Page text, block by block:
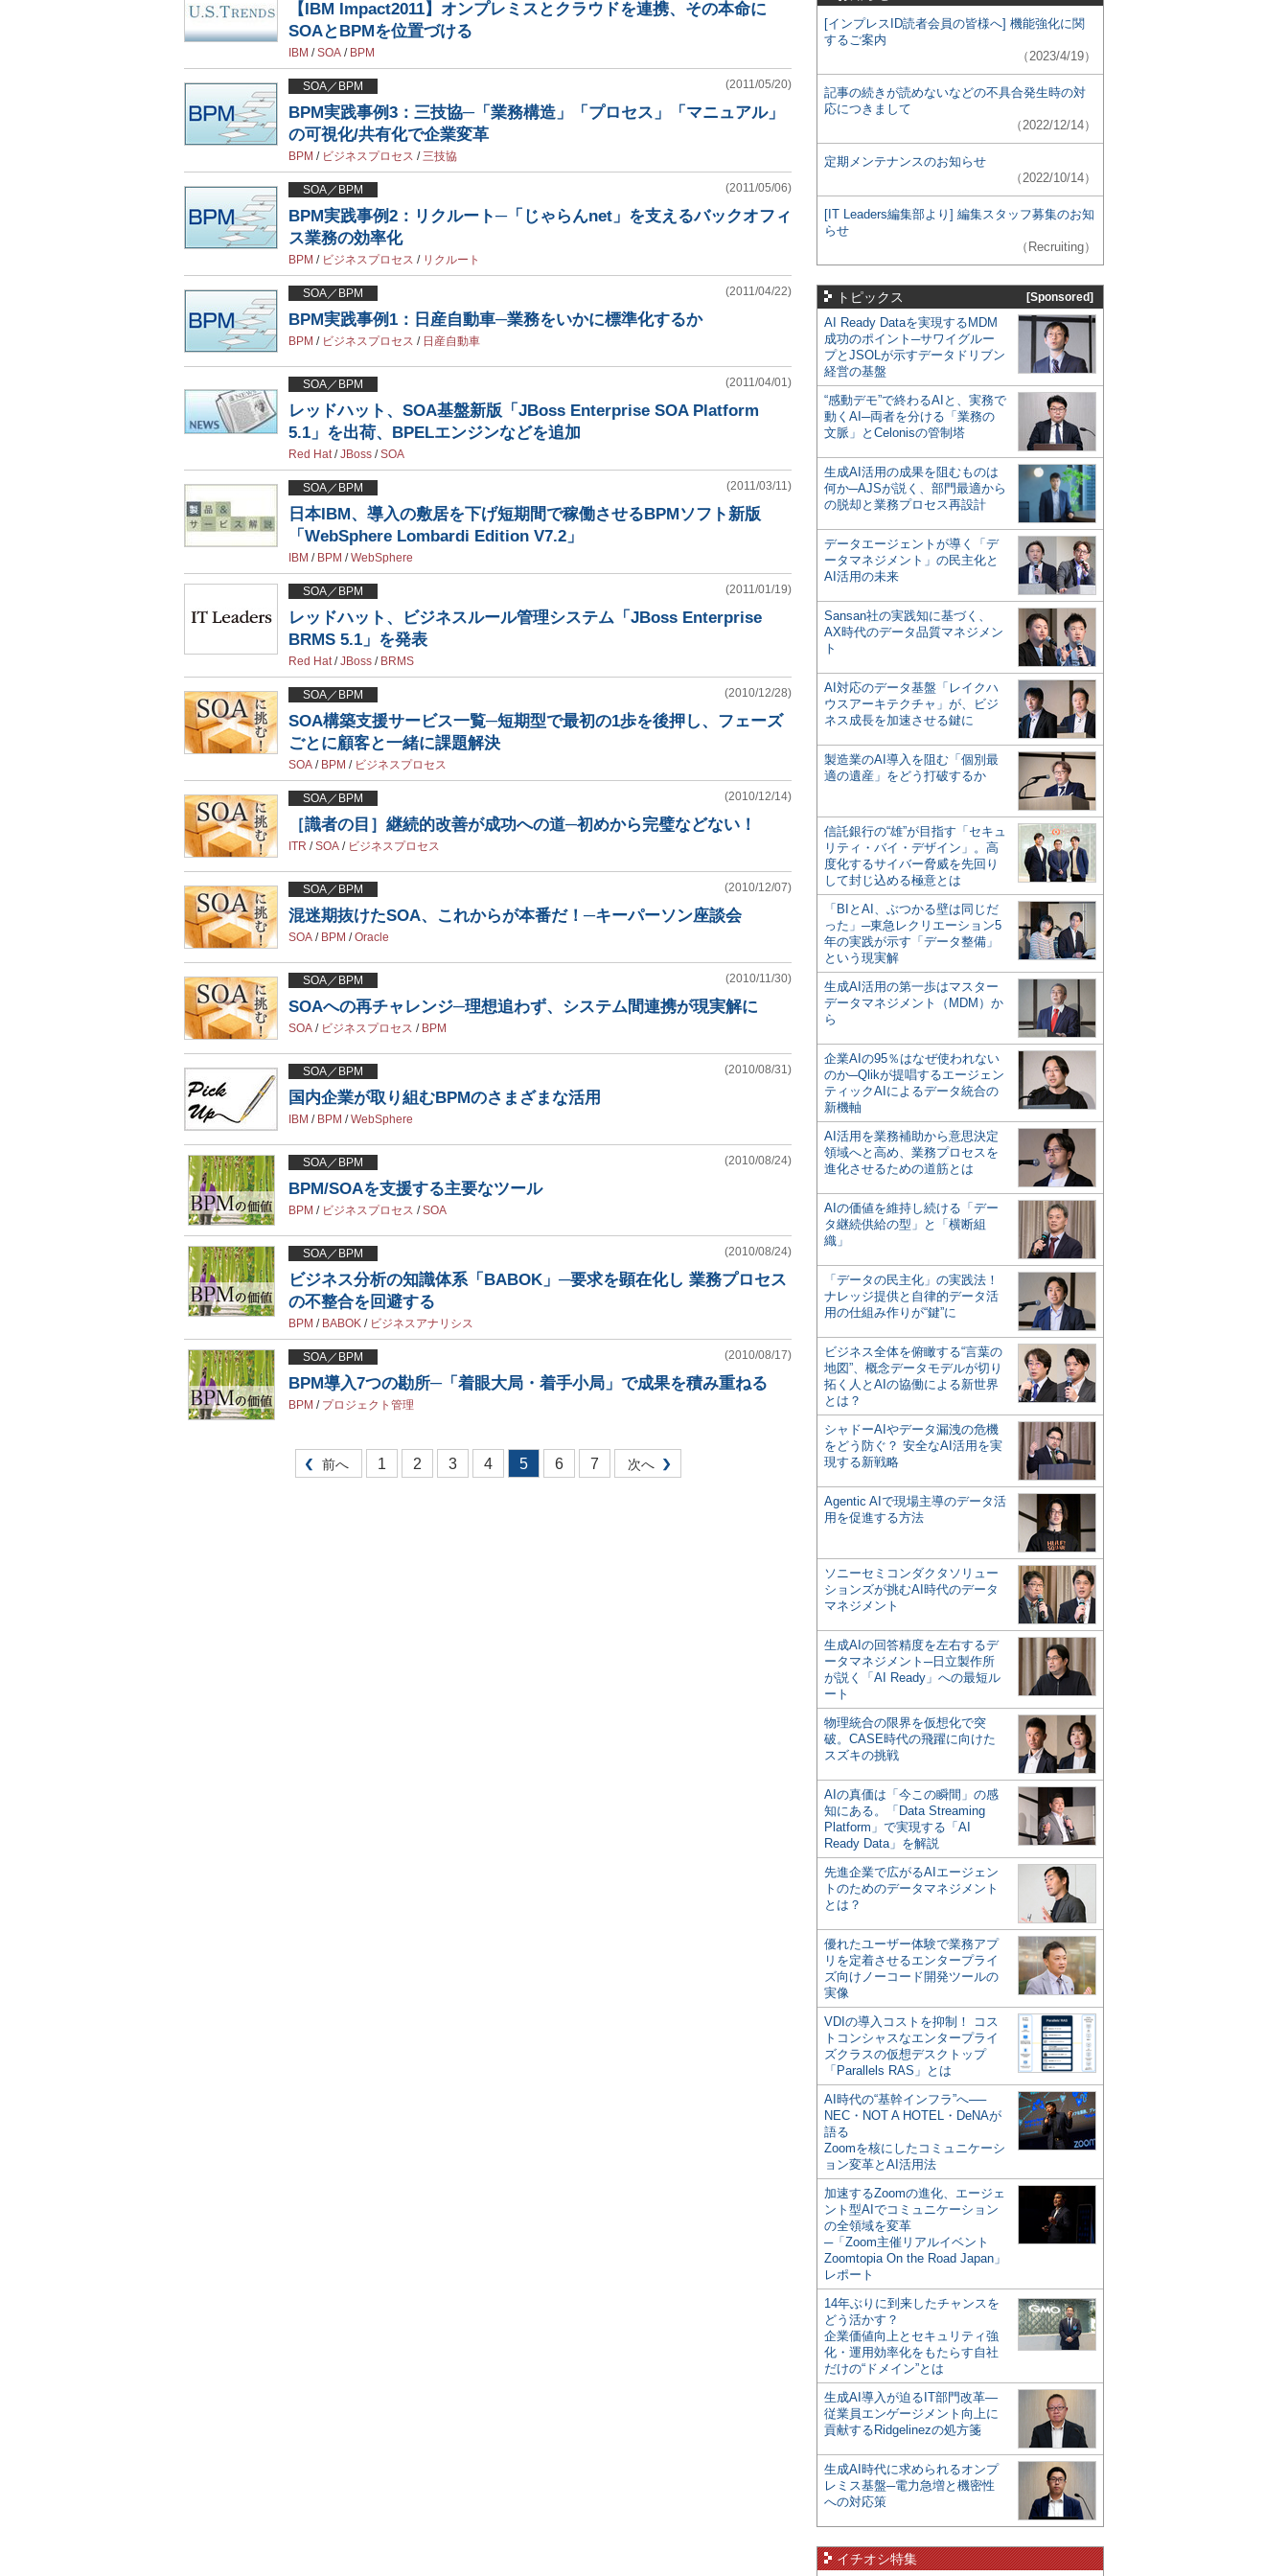
【IBM Impact2011】オンプレミスとクラウドを連携、その本命に
SOAとBPMを位置づける
IBM /SOA / BPM
SOA／BPM (2011/05/20)
BPM実践事例3：三技協─「業務構造」「プロセス」「マニュアル」
の可視化/共有化で企業変革
BPM / ビジネスプロセス /三技協
SOA／BPM (2011/05/06)
BPM実践事例2：リクルート─「じゃらんnet」を支えるバックオフィ
ス業務の効率化
BPM / ビジネスプロセス / リクルート
SOA／BPM (2011/04/22)
BPM実践事例1：日産自動車─業務をいかに標準化するか
BPM / ビジネスプロセス / 日産自動車
SOA／BPM (2011/04/01)
レッドハット、SOA基盤新版「JBoss Enterprise SOA Platform
5.1」を出荷、BPELエンジンなどを追加
Red Hat/JBoss /SOA
SOA／BPM (2011/03/11)
日本IBM、導入の敷居を下げ短期間で稼働させるBPMソフト新版
「WebSphere Lombardi Edition V7.2」
IBM / BPM /WebSphere
SOA／BPM (2011/01/19)
レッドハット、ビジネスルール管理システム「JBoss Enterprise
BRMS 5.1」を発表
Red Hat/JBoss / BRMS
SOA／BPM (2010/12/28)
SOA構築支援サービス一覧─短期型で最初の1歩を後押し、フェーズ
ごとに顧客と一緒に課題解決
SOA / BPM / ビジネスプロセス
SOA／BPM (2010/12/14)
［識者の目］継続的改善が成功への道─初めから完璧などない！
ITR /SOA / ビジネスプロセス
SOA／BPM (2010/12/07)
混迷期抜けたSOA、これからが本番だ！─キーパーソン座談会
SOA / BPM /Oracle
SOA／BPM (2010/11/30)
SOAへの再チャレンジ─理想追わず、システム間連携が現実解に
SOA / ビジネスプロセス / BPM
SOA／BPM (2010/08/31)
国内企業が取り組むBPMのさまざまな活用
IBM / BPM /WebSphere
SOA／BPM (2010/08/24)
BPM/SOAを支援する主要なツール
BPM / ビジネスプロセス /SOA
SOA／BPM (2010/08/24)
ビジネス分析の知識体系「BABOK」─要求を顕在化し 業務プロセス
の不整合を回避する
BPM / BABOK / ビジネスアナリシス
SOA／BPM (2010/08/17)
BPM導入7つの勘所─「着眼大局・着手小局」で成果を積み重ねる
BPM / プロジェクト管理
前へ 1 2 3 4 5 6 7 次へ
[インプレスID読者会員の皆様へ] 機能強化に関
するご案内
（2023/4/19）
記事の続きが読めないなどの不具合発生時の対
応につきまして
（2022/12/14）
定期メンテナンスのお知らせ
（2022/10/14）
[IT Leaders編集部より] 編集スタッフ募集のお知
らせ
（Recruiting）
トピックス [Sponsored]
AI Ready Dataを実現するMDM
成功のポイント─サワイグルー
プとJSOLが示すデータドリブン
経営の基盤
“感動デモ”で終わるAIと、実務で
動くAI─両者を分ける「業務の
文脈」とCelonisの管制塔
生成AI活用の成果を阻むものは
何か─AJSが説く、部門最適から
の脱却と業務プロセス再設計
データエージェントが導く「デ
ータマネジメント」の民主化と
AI活用の未来
Sansan社の実践知に基づく、
AX時代のデータ品質マネジメン
ト
AI対応のデータ基盤「レイクハ
ウスアーキテクチャ」が、ビジ
ネス成長を加速させる鍵に
製造業のAI導入を阻む「個別最
適の遺産」をどう打破するか
信託銀行の“雄”が目指す「セキュ
リティ・バイ・デザイン」。高
度化するサイバー脅威を先回り
して封じ込める極意とは
「BIとAI、ぶつかる壁は同じだ
った」─東急レクリエーション5
年の実践が示す「データ整備」
という現実解
生成AI活用の第一歩はマスター
データマネジメント（MDM）か
ら
企業AIの95％はなぜ使われない
のか─Qlikが提唱するエージェン
ティックAIによるデータ統合の
新機軸
AI活用を業務補助から意思決定
領域へと高め、業務プロセスを
進化させるための道筋とは
AIの価値を維持し続ける「デー
タ継続供給の型」と「横断組
織」
「データの民主化」の実践法！
ナレッジ提供と自律的データ活
用の仕組み作りが“鍵”に
ビジネス全体を俯瞰する“言葉の
地図”、概念データモデルが切り
拓く人とAIの協働による新世界
とは？
シャドーAIやデータ漏洩の危機
をどう防ぐ？ 安全なAI活用を実
現する新戦略
Agentic AIで現場主導のデータ活
用を促進する方法
ソニーセミコンダクタソリュー
ションズが挑むAI時代のデータ
マネジメント
生成AIの回答精度を左右するデ
ータマネジメント─日立製作所
が説く「AI Ready」への最短ル
ート
物理統合の限界を仮想化で突
破。CASE時代の飛躍に向けた
スズキの挑戦
AIの真価は「今この瞬間」の感
知にある。「Data Streaming
Platform」で実現する「AI
Ready Data」を解説
先進企業で広がるAIエージェン
トのためのデータマネジメント
とは？
優れたユーザー体験で業務アプ
リを定着させるエンタープライ
ズ向けノーコード開発ツールの
実像
VDIの導入コストを抑制！ コス
トコンシャスなエンタープライ
ズクラスの仮想デスクトップ
「Parallels RAS」とは
AI時代の“基幹インフラ”へ──
NEC・NOT A HOTEL・DeNAが
語る
Zoomを核にしたコミュニケーシ
ョン変革とAI活用法
加速するZoomの進化、エージェ
ント型AIでコミュニケーション
の全領域を変革
─「Zoom主催リアルイベント
Zoomtopia On the Road Japan」
レポート
14年ぶりに到来したチャンスを
どう活かす？
企業価値向上とセキュリティ強
化・運用効率化をもたらす自社
だけの“ドメイン”とは
生成AI導入が迫るIT部門改革―
従業員エンゲージメント向上に
貢献するRidgelinezの処方箋
生成AI時代に求められるオンプ
レミス基盤─電力急増と機密性
への対応策
イチオシ特集